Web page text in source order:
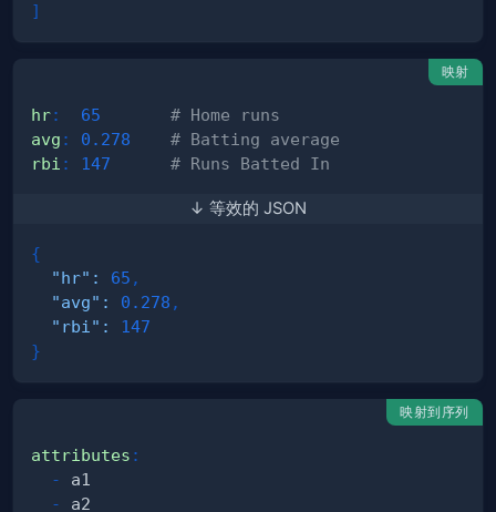
]
映射
hr: 65
# Home runs
avg : 0.278
# Batting average
rbi : 147 # Runs Batted In
↓ 等效的 JSON
{
"hr" : 65 ,
"avg" : 0.278 ,
"rbi" :
147
}
映射到序列
attributes :
-
-